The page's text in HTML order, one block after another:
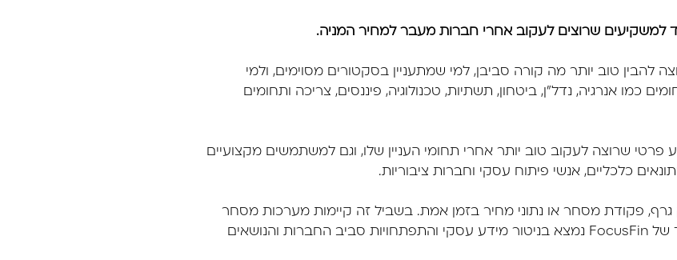
להבין טוב יותר מה קורה סביבן, למי שמתעניין בסקטורים מסוימים, ולמי
אנרגיה, נדל״ן, ביטחון, תשתיות, טכנולוגיה, פיננסים, צריכה ותחומים
שרוצה לעקוב טוב יותר אחרי תחומי העניין שלו, וגם למשתמשים מקצועיים
כלכליים, אנשי פיתוח עסקי וחברות ציבוריות.
פקודת מסחר או נתוני מחיר בזמן אמת. בשביל זה קיימות מערכות מסחר
ואפליקציות פיננסיות ייעודיות. הערך של FocusFin נמצא בניטור מידע עסקי והתפתחויות סביב החברות והנושאים